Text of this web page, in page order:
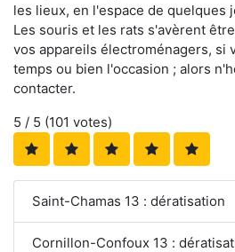
les lieux, en l'espace de quelques
Les souris et les rats s'avèrent
vos appareils électroménagers, si
temps ou bien l'occasion ; alors
contacter.
5 / 5 (101 votes)
Saint-Chamas 13 : dératisation
Cornillon-Confoux 13 :